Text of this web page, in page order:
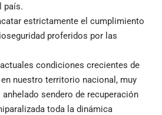
país.
estrictamente el cumplimiento
proferidos por las
condiciones crecientes de
nuestro territorio nacional, muy
sendero de recuperación
toda la dinámica